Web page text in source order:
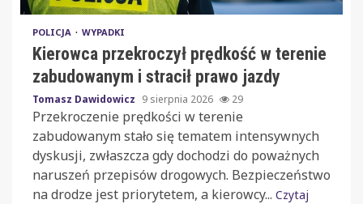
POLICJA WYPADKI
Kierowca przekroczył prędkość w terenie
zabudowanym i stracił prawo jazdy
Tomasz Dawidowicz 9 sierpnia 2026 29
Przekroczenie prędkości w terenie
zabudowanym stało się tematem intensywnych
dyskusji, zwłaszcza gdy dochodzi do poważnych
naruszeń przepisów drogowych. Bezpieczeństwo
na drodze jest priorytetem, a kierowcy... Czytaj